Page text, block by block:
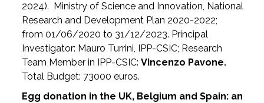
2024). Ministry of Science and Innovation, National
Research and Development Plan 2020-2022;
from 01/06/2020 to 31/12/2023. Principal
Investigator: Mauro Turrini, IPP-CSIC; Research
Team Member in IPP-CSIC:Vincenzo Pavone.
Total Budget: 73000 euros.
Egg donation in the UK, Belgium and Spain: an